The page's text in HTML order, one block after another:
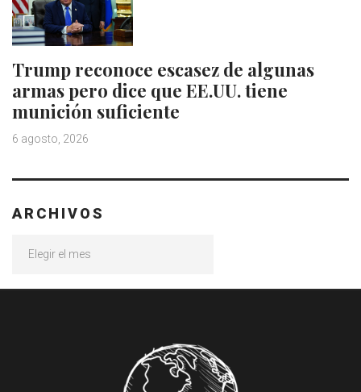
Trump reconoce escasez de algunas
armas pero dice que EE.UU. tiene
munición suficiente
6 agosto, 2026
ARCHIVOS